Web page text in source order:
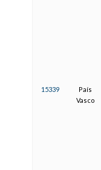
15339
País
Vasco